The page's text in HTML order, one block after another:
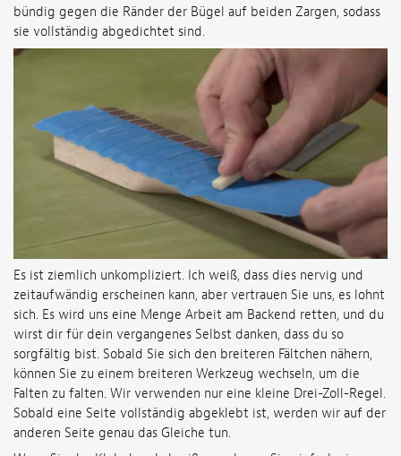
bündig gegen die Ränder der Bügel auf beiden Zargen, sodass
sie vollständig abgedichtet sind.
Es ist ziemlich unkompliziert. Ich weiß, dass dies nervig und
zeitaufwändig erscheinen kann, aber vertrauen Sie uns, es lohnt
sich. Es wird uns eine Menge Arbeit am Backend retten, und du
wirst dir für dein vergangenes Selbst danken, dass du so
sorgfältig bist. Sobald Sie sich den breiteren Fältchen nähern,
können Sie zu einem breiteren Werkzeug wechseln, um die
Falten zu falten. Wir verwenden nur eine kleine Drei-Zoll-Regel.
Sobald eine Seite vollständig abgeklebt ist, werden wir auf der
anderen Seite genau das Gleiche tun.